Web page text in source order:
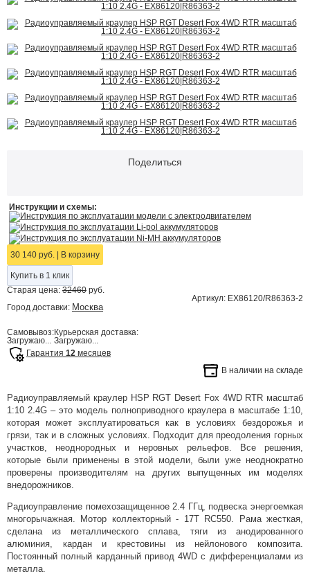
Поделиться
Инструкции и схемы:
Инструкция по эксплуатации модели с электродвигателем
Инструкция по эксплуатации Li-pol аккумуляторов
Инструкция по эксплуатации Ni-MH аккумуляторов
30 140 руб.
В корзину
Купить в 1 клик
Старая цена: 32460 руб.
Артикул: EX86120/R86363-2
Город доставки: Москва
Самовывоз:
Загружаю...
Курьерская доставка:
Загружаю...
Гарантия 12 месяцев
В наличии на складе
Радиоуправляемый краулер HSP RGT Desert Fox 4WD RTR масштаб
1:10 2.4G – это модель полноприводного краулера в масштабе 1:10,
которая может эксплуатироваться как в условиях бездорожья и
грязи, так и в сложных условиях. Подходит для преодоления горных
участков, неоднородных и неровных рельефов. Все решения,
которые были применены в этой модели, были уже неоднократно
проверены производителям на других выпущенных им моделях
внедорожников.
Радиоуправление помехозащищенное 2.4 ГГц, подвеска энергоемкая
многорычажная. Мотор коллекторный - 17T RC550. Рама жесткая,
сделана из металлического сплава, тяги из анодированного
алюминия, кардан и крестовины из нейлонового композита.
Постоянный полный карданный привод 4WD с дифференциалами из
металла.